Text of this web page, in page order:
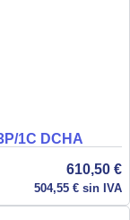
1C DCHA
610,50 €
504,55 € sin IVA